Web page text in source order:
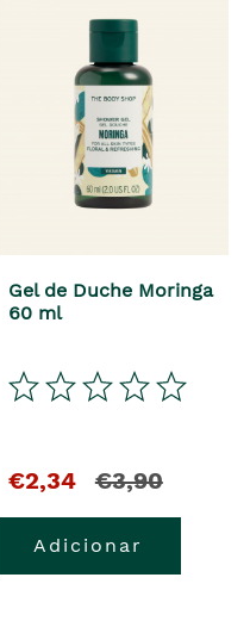
Gel de Duche Moringa
60 ml
€2,34 €3,90
Adicionar